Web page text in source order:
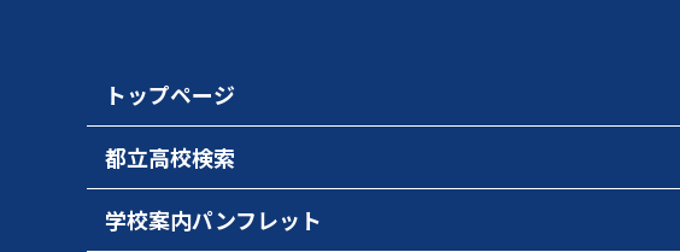
トップページ
都立高校検索
学校案内パンフレット